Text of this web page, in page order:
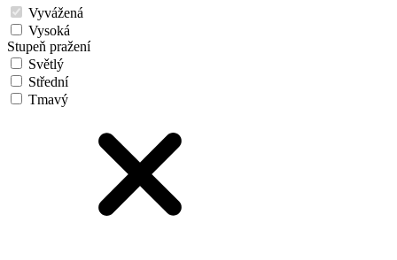
Vyvážená
Vysoká
Stupeň pražení
Světlý
Střední
Tmavý